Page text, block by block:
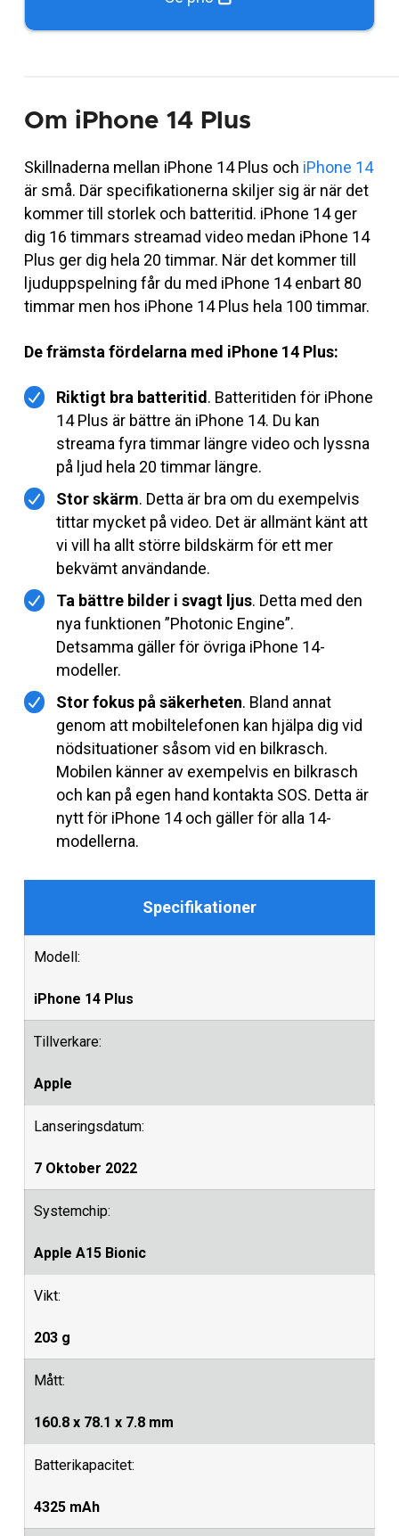
Om iPhone 14 Plus
Skillnaderna mellan iPhone 14 Plus och iPhone 14
är små. Där specifikationerna skiljer sig är när det
kommer till storlek och batteritid. iPhone 14 ger
dig 16 timmars streamad video medan iPhone 14
Plus ger dig hela 20 timmar. När det kommer till
ljuduppspelning får du med iPhone 14 enbart 80
timmar men hos iPhone 14 Plus hela 100 timmar.
De främsta fördelarna med iPhone 14 Plus:
Riktigt bra batteritid. Batteritiden för iPhone
14 Plus är bättre än iPhone 14. Du kan
streama fyra timmar längre video och lyssna
på ljud hela 20 timmar längre.
Stor skärm. Detta är bra om du exempelvis
tittar mycket på video. Det är allmänt känt att
vi vill ha allt större bildskärm för ett mer
bekvämt användande.
Ta bättre bilder i svagt ljus. Detta med den
nya funktionen ”Photonic Engine”.
Detsamma gäller för övriga iPhone 14-
modeller.
Stor fokus på säkerheten. Bland annat
genom att mobiltelefonen kan hjälpa dig vid
nödsituationer såsom vid en bilkrasch.
Mobilen känner av exempelvis en bilkrasch
och kan på egen hand kontakta SOS. Detta är
nytt för iPhone 14 och gäller för alla 14-
modellerna.
Specifikationer
Modell:
iPhone 14 Plus
Tillverkare:
Apple
Lanseringsdatum:
7 Oktober 2022
Systemchip:
Apple A15 Bionic
Vikt:
203 g
Mått:
160.8 x 78.1 x 7.8 mm
Batterikapacitet:
4325 mAh